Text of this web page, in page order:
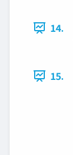
14.
15.